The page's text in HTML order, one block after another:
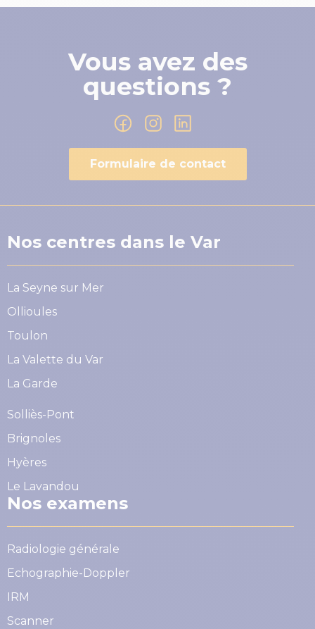
Vous avez des
questions ?
Formulaire de contact
Nos centres dans le Var
La Seyne sur Mer
Ollioules
Toulon
La Valette du Var
La Garde
Solliès-Pont
Brignoles
Hyères
Le Lavandou
Nos examens
Radiologie générale
Echographie-Doppler
IRM
Scanner